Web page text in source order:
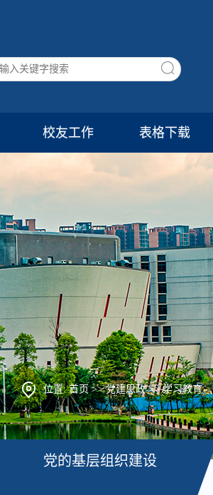
校友工作 表格下载
位置:首页>>党建思政>>学习教育
党的基层组织建设